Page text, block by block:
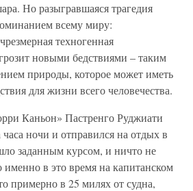
Но разыгравшаяся трагедия
всему миру:
техногенная
новыми бедствиями – таким
природы, которое может иметь
для жизни всего человечества.
Каньон» Пастренго Руджиати
часа ночи и отправился на отдых в
заданным курсом, и ничто не
в это время на капитанском
примерно в 25 милях от судна,